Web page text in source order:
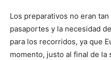
Los preparativos no eran
pasaportes y la necesidad
para los recorridos, ya que
momento, justo al final de la